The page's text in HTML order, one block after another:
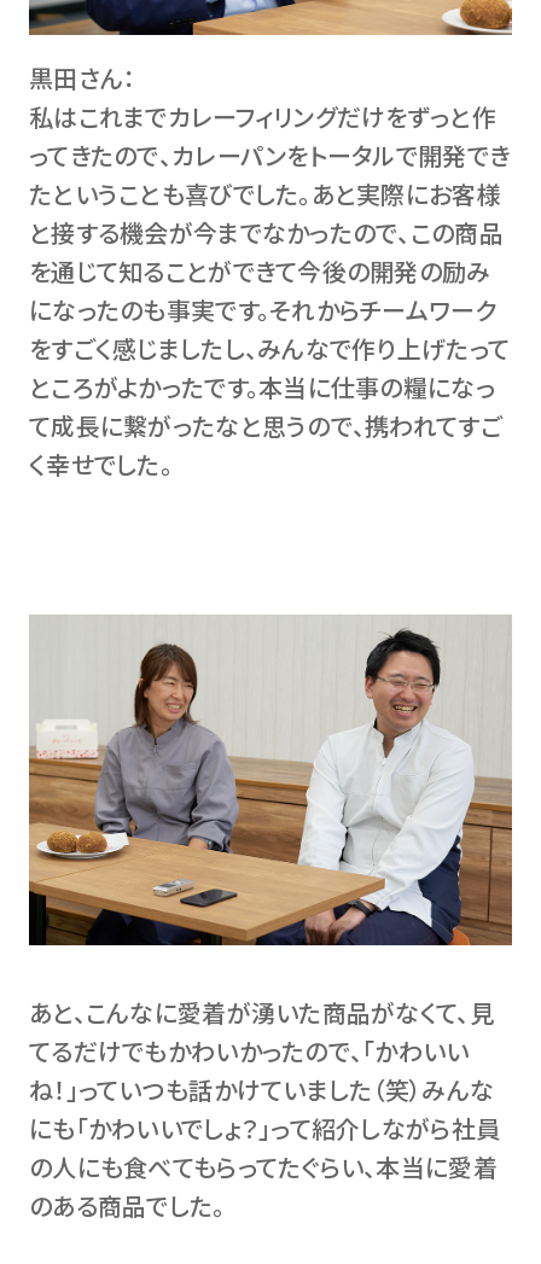
黒田さん：
私はこれまでカレーフィリングだけをずっと作
ってきたので、カレーパンをトータルで開発でき
たということも喜びでした。あと実際にお客様
と接する機会が今までなかったので、この商品
を通じて知ることができて今後の開発の励み
になったのも事実です。それからチームワーク
をすごく感じましたし、みんなで作り上げたって
ところがよかったです。本当に仕事の糧になっ
て成長に繋がったなと思うので、携われてすご
く幸せでした。
あと、こんなに愛着が湧いた商品がなくて、見
てるだけでもかわいかったので、「かわいい
ね！」っていつも話かけていました（笑）みんな
にも「かわいいでしょ？」って紹介しながら社員
の人にも食べてもらってたぐらい、本当に愛着
のある商品でした。